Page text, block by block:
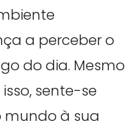
a perceber o
do dia. Mesmo
sente-se
à sua